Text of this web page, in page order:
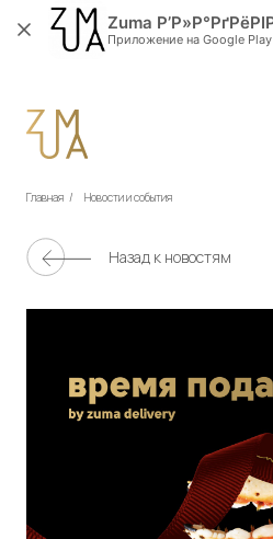
Главная / Новости и события
Назад к новостям
Приложение на Google Play